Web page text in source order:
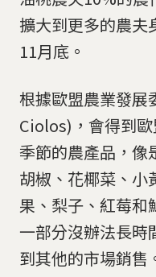
擴大到更多的農夫
11月底。
根據歐盟農業發展
Ciolos)，會得到
季節的農產品，像
胡椒、花椰菜、小
果、梨子、紅莓和
一部分沒辦法長時
到其他的市場銷售